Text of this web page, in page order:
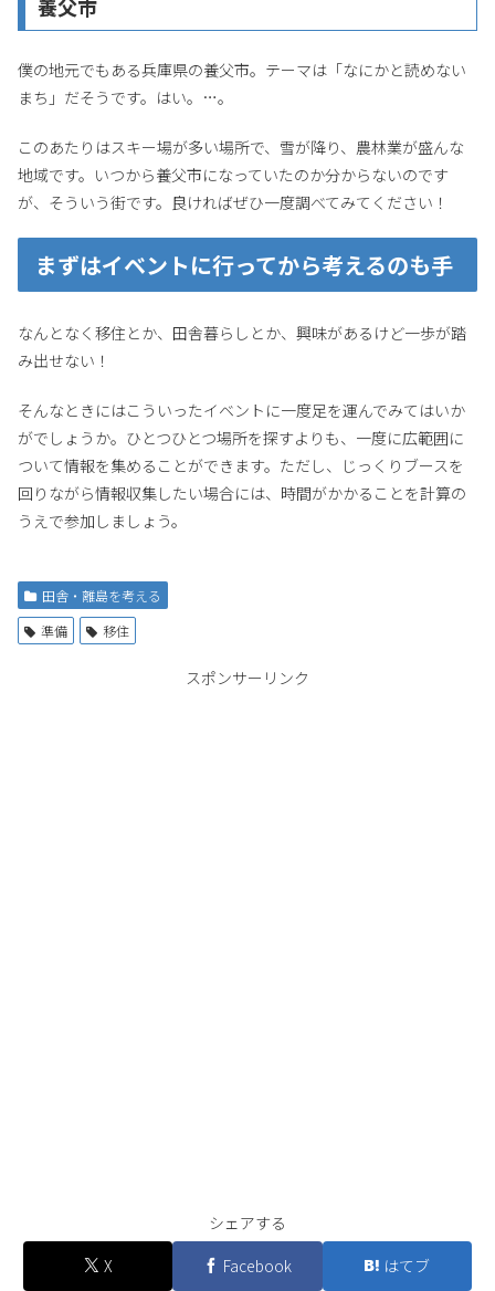
養父市
僕の地元でもある兵庫県の養父市。テーマは「なにかと読めない
まち」だそうです。はい。…。
このあたりはスキー場が多い場所で、雪が降り、農林業が盛んな
地域です。いつから養父市になっていたのか分からないのです
が、そういう街です。良ければぜひ一度調べてみてください！
まずはイベントに行ってから考えるのも手
なんとなく移住とか、田舎暮らしとか、興味があるけど一歩が踏
み出せない！
そんなときにはこういったイベントに一度足を運んでみてはいか
がでしょうか。ひとつひとつ場所を探すよりも、一度に広範囲に
ついて情報を集めることができます。ただし、じっくりブースを
回りながら情報収集したい場合には、時間がかかることを計算の
うえで参加しましょう。
田舎・離島を考える
準備
移住
スポンサーリンク
シェアする
X
Facebook はてブ